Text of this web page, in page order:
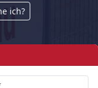
ich?